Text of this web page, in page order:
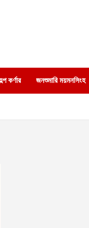
কর্ণার জনশুমারি ময়মনসিংহ